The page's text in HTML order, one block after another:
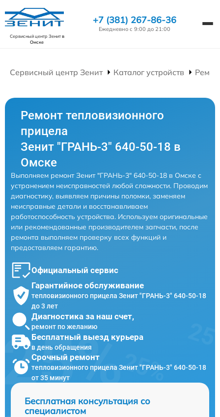
Сервисный центр Зенитв
Омске
+7 (381) 267-86-36
Ежедневно с 9:00 до 21:00
Сервисный центр Зенит Каталог устройств
Ремонт тепловизионного
прицела
Зенит "ГРАНЬ-3" 640-50-18 в
Омске
Выполняем ремонт Зенит "ГРАНЬ-3" 640-50-18 в Омске с
устранением неисправностей любой сложности. Проводим
диагностику, выявляем причины поломки, заменяем
неисправные детали и восстанавливаем
работоспособность устройства. Используем оригинальные
или рекомендованные производителем запчасти, после
ремонта выполняем проверку всех функций и
предоставляем гарантию.
Официальный сервис
Гарантийное обслуживание
тепловизионного прицела Зенит "ГРАНЬ-3" 640-50-18
до 3 лет
Диагностика за наш счет,
ремонт по желанию
Бесплатный выезд курьера
в день обращения
Срочный ремонт
тепловизионного прицела Зенит "ГРАНЬ-3" 640-50-18
от 35 минут
Бесплатная консультация со
специалистом